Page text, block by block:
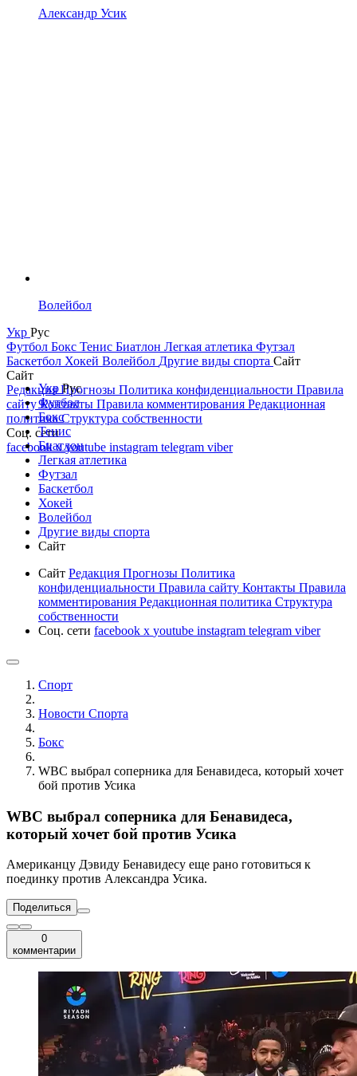
Александр Усик
Волейбол
Укр Рус
Футбол Бокс Тенис Биатлон Легкая атлетика Футзал
Баскетбол Хокей Волейбол Другие виды спорта Сайт
Сайт
РедакцияПрогнозы Политика конфиденциальности Правила
сайтуКонтакты Правила комментирования Редакционная
политикаСтруктура собственности
Соц. сети
facebookxyoutube instagram telegram viber
УкрРус
Футбол
Бокс
Тенис
Биатлон
Легкая атлетика
Футзал
Баскетбол
Хокей
Волейбол
Другие виды спорта
Сайт
Сайт Редакция Прогнозы Политика
конфиденциальности Правила сайту Контакты Правила
комментирования Редакционная политика Структура
собственности
Соц. сети facebook x youtube instagram telegram viber
Спорт
Новости Cпорта
Бокс
WBC выбрал соперника для Бенавидеса, который хочет
бой против Усика
WBC выбрал соперника для Бенавидеса,
который хочет бой против Усика
Американцу Дэвиду Бенавидесу еще рано готовиться к
поединку против Александра Усика.
Поделиться
0
комментарии